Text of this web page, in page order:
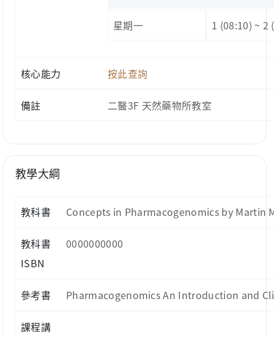
星期一 1 (08:10) ~ 2
核心能力 按此查詢
備註 二醫3F 天然藥物所教室
教學大綱
教科書 Concepts in Pharmacogenomics by Martin
教科書
ISBN
0000000000
參考書 Pharmacogenomics An Introduction and
課程講